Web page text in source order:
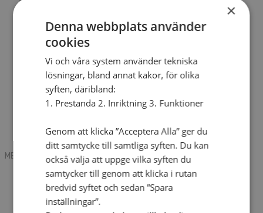
Mobile box
Kontakt
Tidning
Annonsera
Hitta för­sam­ling
Press
SAU
Lediga tjänster
Som­mar­går­dar
MENU
MENU
Search mobile
English
Hej! Vad söker du?
Kontakt
×
Denna webbplats använder
cookies
Vi och våra system använder tekniska
lösningar, bland annat kakor, för olika
syften, däribland:
1. Prestanda 2. Inriktning 3. Funktioner
Genom att klicka ”Acceptera Alla” ger du
ditt samtycke till samtliga syften. Du kan
också välja att uppge vilka syften du
samtycker till genom att klicka i rutan
bredvid syftet och sedan ”Spara
inställningar”.